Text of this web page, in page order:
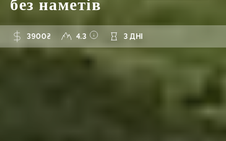
без наметів
3900₴ 4.3 3 ДНІ